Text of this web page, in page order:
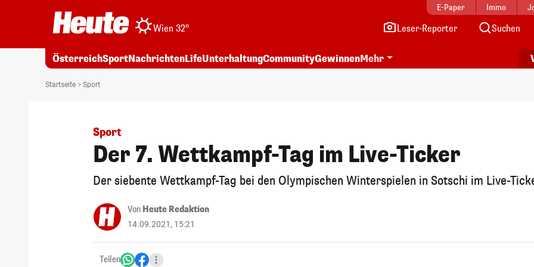
E-Paper Immo
Wien 32° Leser-Reporter Suchen
ÖsterreichSportNachrichtenLifeUnterhaltungCommunityGewinnenMehr
Startseite Sport
Sport
Der 7. Wettkampf-Tag im Live-Ticker
Der siebente Wettkampf-Tag bei den Olympischen Winterspielen in Sotschi im Live-
Von Heute Redaktion
14.09.2021, 15:21
Teilen